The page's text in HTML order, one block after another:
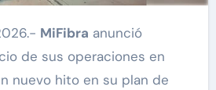
MiFibra anunció
de sus operaciones en
nuevo hito en su plan de